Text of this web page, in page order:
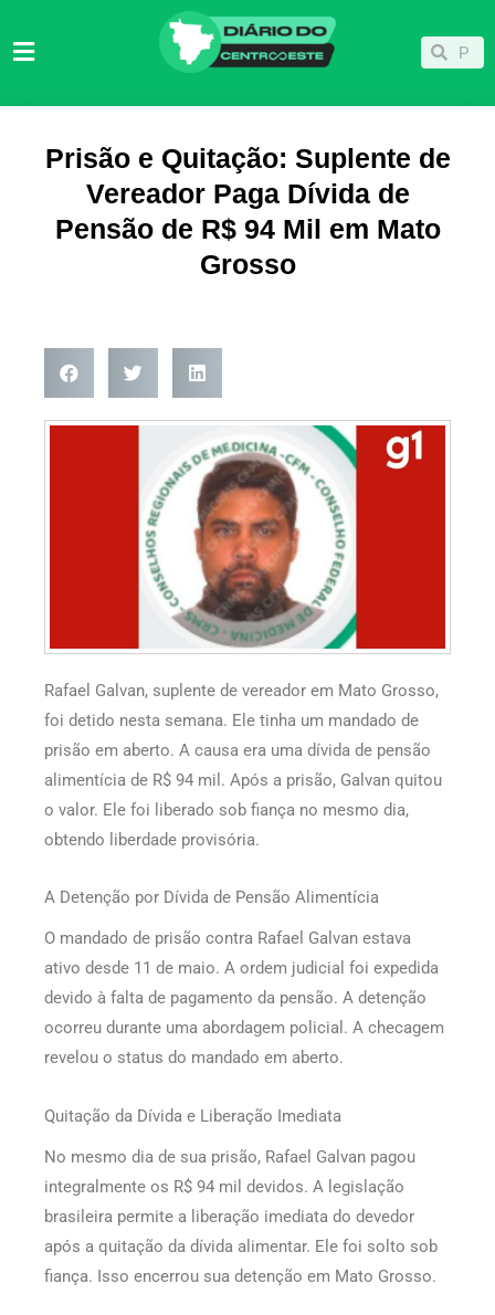
para
Pesquisar
Prisão e Quitação: Suplente de
Vereador Paga Dívida de
Pensão de R$ 94 Mil em Mato
Grosso
Rafael Galvan, suplente de vereador em Mato Grosso,
foi detido nesta semana. Ele tinha um mandado de
prisão em aberto. A causa era uma dívida de pensão
alimentícia de R$ 94 mil. Após a prisão, Galvan quitou
o valor. Ele foi liberado sob fiança no mesmo dia,
obtendo liberdade provisória.
A Detenção por Dívida de Pensão Alimentícia
O mandado de prisão contra Rafael Galvan estava
ativo desde 11 de maio. A ordem judicial foi expedida
devido à falta de pagamento da pensão. A detenção
ocorreu durante uma abordagem policial. A checagem
revelou o status do mandado em aberto.
Quitação da Dívida e Liberação Imediata
No mesmo dia de sua prisão, Rafael Galvan pagou
integralmente os R$ 94 mil devidos. A legislação
brasileira permite a liberação imediata do devedor
após a quitação da dívida alimentar. Ele foi solto sob
fiança. Isso encerrou sua detenção em Mato Grosso.